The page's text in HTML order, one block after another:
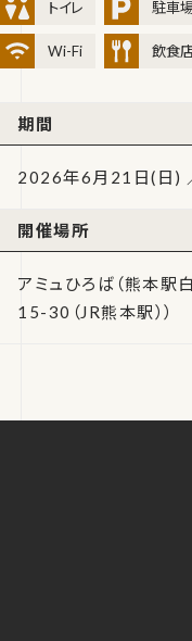
トイレ 駐車
Wi-Fi 飲食
期間
2026年6月21日(日)
開催場所
アミュひろば（熊本駅
15-30（JR熊本駅））